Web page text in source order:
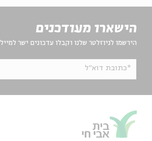
הישארו מעודכנים
הירשמו לניוזלטר שלנו וקבלו עדכונים ישר למייל
*כתובת דוא"ל